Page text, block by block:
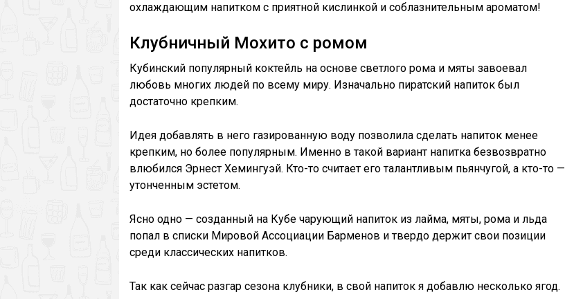
охлаждающим напитком с приятной кислинкой и соблазнительным ароматом!
Клубничный Мохито с ромом
Кубинский популярный коктейль на основе светлого рома и мяты завоевал
любовь многих людей по всему миру. Изначально пиратский напиток был
достаточно крепким.
Идея добавлять в него газированную воду позволила сделать напиток менее
крепким, но более популярным. Именно в такой вариант напитка безвозвратно
влюбился Эрнест Хемингуэй. Кто-то считает его талантливым пьянчугой, а кто-то —
утонченным эстетом.
Ясно одно — созданный на Кубе чарующий напиток из лайма, мяты, рома и льда
попал в списки Мировой Ассоциации Барменов и твердо держит свои позиции
среди классических напитков.
Так как сейчас разгар сезона клубники, в свой напиток я добавлю несколько ягод.